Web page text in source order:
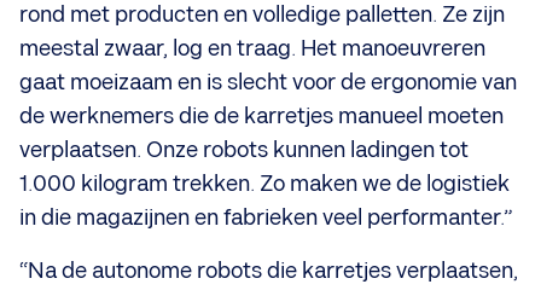
rond met producten en volledige palletten. Ze zijn
meestal zwaar, log en traag. Het manoeuvreren
gaat moeizaam en is slecht voor de ergonomie van
de werknemers die de karretjes manueel moeten
verplaatsen. Onze robots kunnen ladingen tot
1.000 kilogram trekken. Zo maken we de logistiek
in die magazijnen en fabrieken veel performanter.”
“Na de autonome robots die karretjes verplaatsen,